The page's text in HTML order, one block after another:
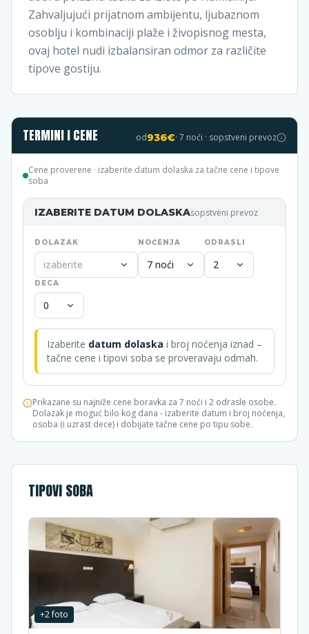
Zahvaljujući prijatnom ambijentu, ljubaznom
osoblju i kombinaciji plaže i živopisnog mesta,
ovaj hotel nudi izbalansiran odmor za različite
tipove gostiju.
TERMINI I CENE od936€· 7 noći · sopstveni prevoz
Cene proverene · izaberite datum dolaska za tačne cene i tipove
soba
IZABERITE DATUM DOLASKAsopstveni prevoz
DOLAZAK
izaberite
NOĆENJA
7 noći
ODRASLI
2
DECA
0
Izaberite datum dolaska i broj noćenja iznad –
tačne cene i tipovi soba se proveravaju odmah.
Prikazane su najniže cene boravka za 7 noći i 2 odrasle osobe.
Dolazak je moguć bilo kog dana - izaberite datum i broj noćenja,
osoba (i uzrast dece) i dobijate tačne cene po tipu sobe.
TIPOVI SOBA
+2foto